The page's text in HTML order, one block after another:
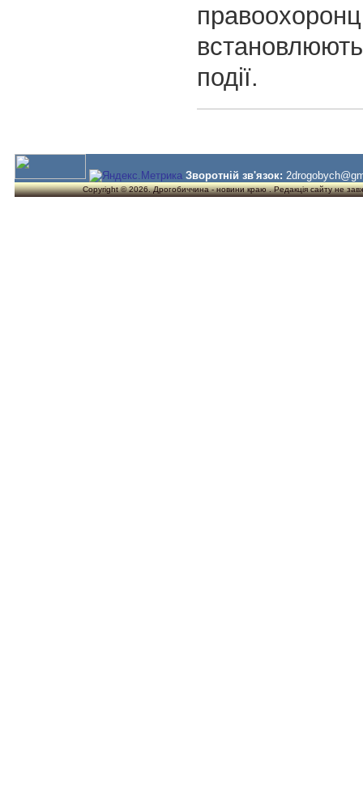
події.
Зворотній зв'язок:
Copyright © 2026. Дрогобиччина - новини краю . Редакція сайту не